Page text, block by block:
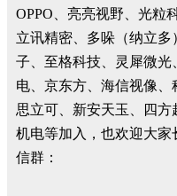
OPPO、亮亮视野、光粒
立讯精密、多哚（纳立
子、至格科技、灵犀微
电、京东方、海信视像、
思立可、新安天玉、四
机电等加入，也欢迎大
信群：